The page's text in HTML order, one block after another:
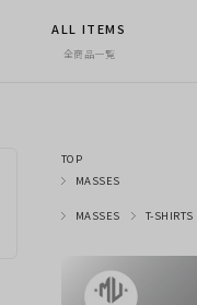
ALL ITEMS
全商品一覧
TOP
MASSES
MASSES T-SHIRTS